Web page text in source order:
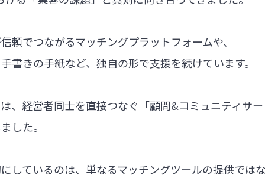
頼でつながるマッチングプラットフォームや、
書きの手紙など、独自の形で支援を続けています。
、経営者同士を直接つなぐ「顧問&コミュニティサ
した。
しているのは、単なるマッチングツールの提供では